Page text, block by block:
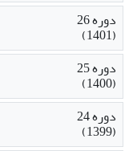
دوره 26
(1401)
دوره 25
(1400)
دوره 24
(1399)